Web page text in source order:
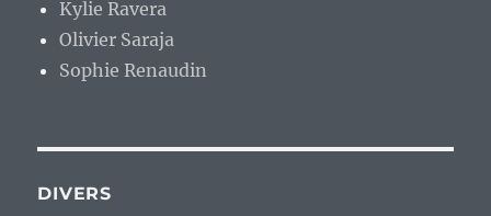
Kylie Ravera
Olivier Saraja
Sophie Renaudin
DIVERS